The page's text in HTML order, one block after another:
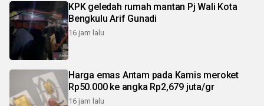
KPK geledah rumah mantan Pj Wali Kota
Bengkulu Arif Gunadi
16 jam lalu
Harga emas Antam pada Kamis meroket
Rp50.000 ke angka Rp2,679 juta/gr
16 jam lalu